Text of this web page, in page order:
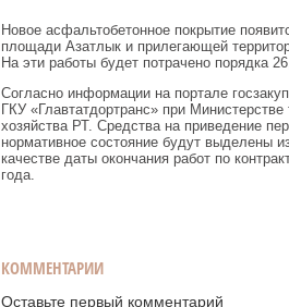
Новое асфальтобетонное покрытие
площади Азатлык и прилегающей
На эти работы будет потрачено порядка
Согласно информации на портале
ГКУ «Главтатдортранс» при Министерстве
хозяйства РТ. Средства на приведение
нормативное состояние будут выделены
качестве даты окончания работ по
года.
КОММЕНТАРИИ
Оставьте первый комментарий